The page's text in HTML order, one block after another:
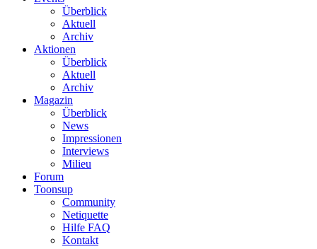
Überblick
Aktuell
Archiv
Aktionen
Überblick
Aktuell
Archiv
Magazin
Überblick
News
Impressionen
Interviews
Milieu
Forum
Toonsup
Community
Netiquette
Hilfe FAQ
Kontakt